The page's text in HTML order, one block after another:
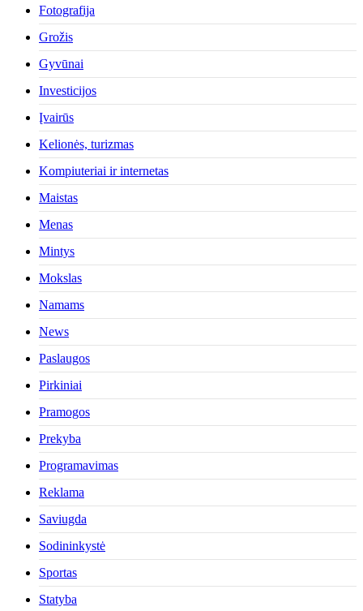
Fotografija
Grožis
Gyvūnai
Investicijos
Įvairūs
Kelionės, turizmas
Kompiuteriai ir internetas
Maistas
Menas
Mintys
Mokslas
Namams
News
Paslaugos
Pirkiniai
Pramogos
Prekyba
Programavimas
Reklama
Saviugda
Sodininkystė
Sportas
Statyba